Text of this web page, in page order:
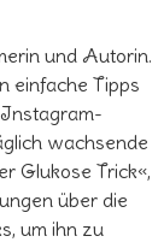
und Autorin.
einfache Tipps
Instagram-
wachsende
Glukose Trick«,
über die
um ihn zu